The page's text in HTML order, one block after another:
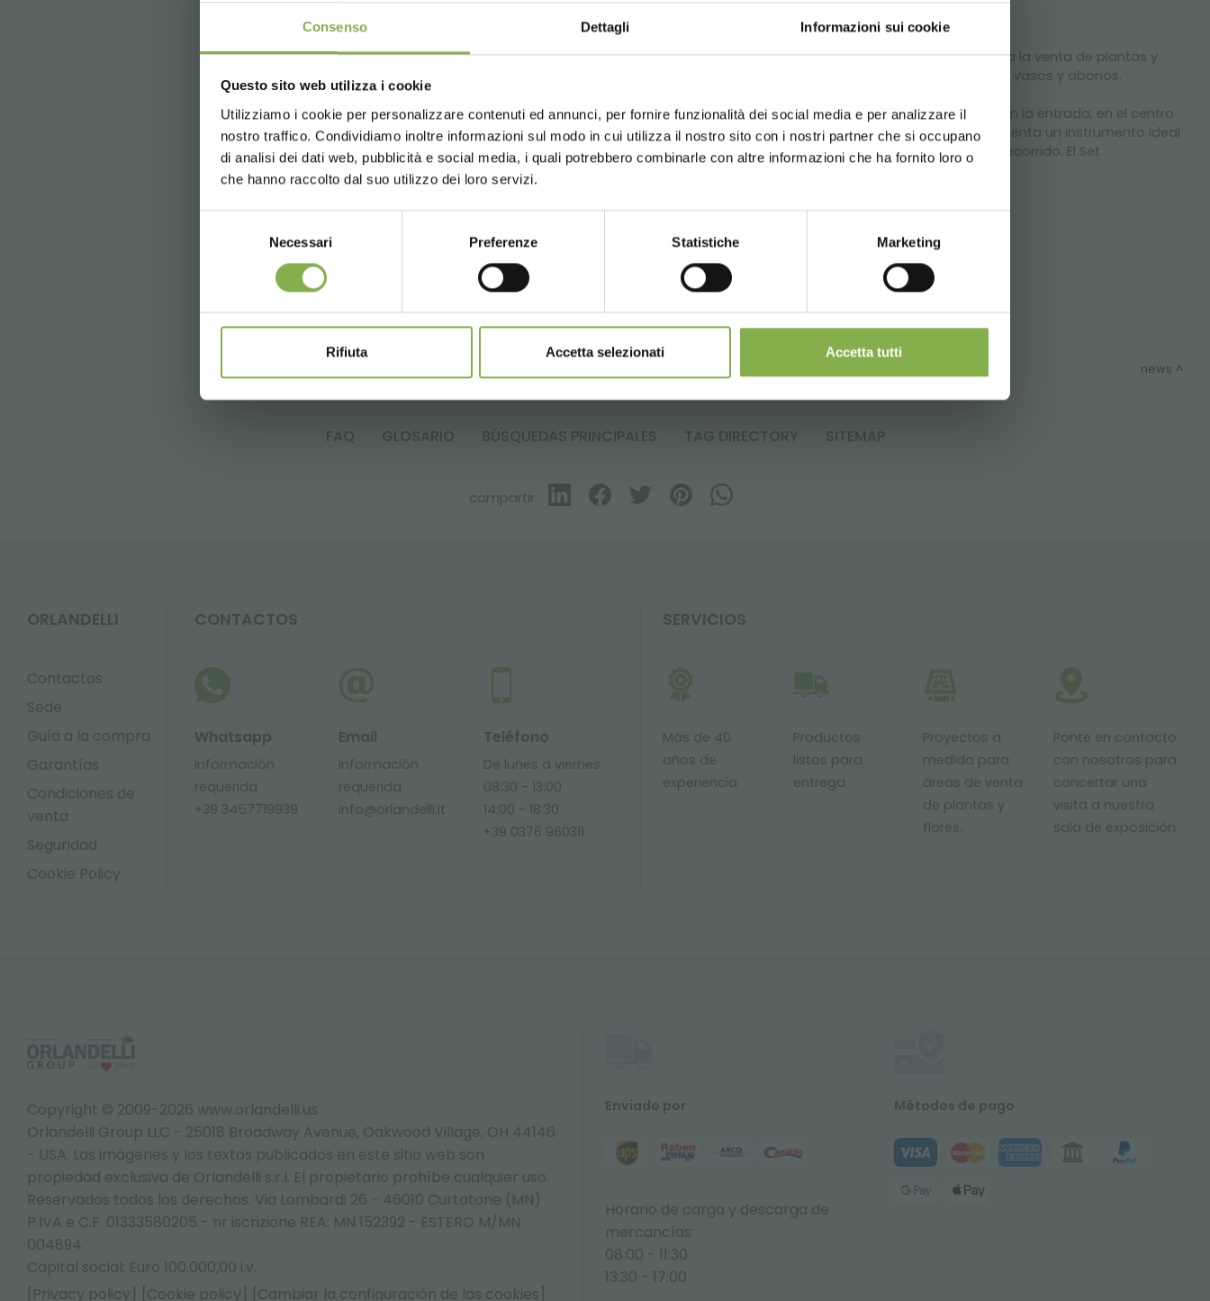
Consenso Dettagli Informazioni sui cookie
Questo sito web utilizza i cookie
Utilizziamo i cookie per personalizzare contenuti ed annunci, per fornire funzionalità dei social media e per analizzare il
nostro traffico. Condividiamo inoltre informazioni sul modo in cui utilizza il nostro sito con i nostri partner che si occupano
di analisi dei dati web, pubblicità e social media, i quali potrebbero combinarle con altre informazioni che ha fornito loro o
che hanno raccolto dal suo utilizzo dei loro servizi.
Necessari Preferenze Statistiche Marketing
Rifiuta Accetta selezionati Accetta tutti
El set expositivo permite de combinar estratégicamente a la venta de plantas y
flores la de productos complementarios como mantillos, vasos y abonos.
El set CROSS SELLING es muy dinámico porque se coloca en la entrada, en el centro
o a la salida del punto de venta. Esta composición representa un instrumento ideal
también para mostrar puntos menos frecuentados del recorrido. El Set
news
FAQ GLOSARIO BÚSQUEDAS PRINCIPALES TAG DIRECTORY SITEMAP
compartir
UNITED STATES ENGLISH
CONTINUE
ORLANDELLI
Contactos
Sede
Guía a la compra
Garantías
Condiciones de
venta
Seguridad
Cookie Policy
CONTACTOS
Whatsapp
Información
requerida
+39 3457719939
Email
Información
requerida
info@orlandelli.it
Teléfono
De lunes a viernes
08:30 - 13:00
14:00 - 18:30
+39 0376 960311
SERVICIOS
Más de 40
años de
experiencia
Productos
listos para
entrega
Proyectos a
medida para
áreas de venta
de plantas y
flores.
Ponte en contacto
con nosotros para
concertar una
visita a nuestra
sala de exposición
Copyright © 2009-2026 www.orlandelli.us
Orlandelli Group LLC - 25018 Broadway Avenue, Oakwood Village, OH 44146
- USA. Las imágenes y los textos publicados en este sitio web son
propiedad exclusiva de Orlandelli s.r.l. El propietario prohíbe cualquier uso.
Reservados todos los derechos. Via Lombardi 26 - 46010 Curtatone (MN)
P.IVA e C.F. 01333580205 - nr iscrizione REA: MN 152392 - ESTERO M/MN
004894
Capital social: Euro 100.000,00 i.v.
[Privacy policy]
[Cookie policy] [Cambiar la configuración de las cookies]
Enviado por
Horario de carga y descarga de
mercancías:
08:00 - 11:30
13:30 - 17:00
Métodos de pago